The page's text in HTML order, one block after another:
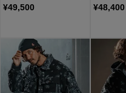
¥49,500 ¥48,400